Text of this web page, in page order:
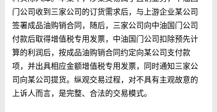
门公司收到三家公司的订货需求后，与上游企业某公司
签署成品油购销合同，随后，三家公司向中油国门公司
付款后取得增值税专用发票，中油国门公司扣除预先计
算的利润后，按成品油购销合同约定向某公司支付款
项，并出具相应金额增值税专用发票，同时通知三家公
司向某公司提货。纵观交易过程，对不具有主观故意的
上诉人而言，是完整、合法的交易模式。